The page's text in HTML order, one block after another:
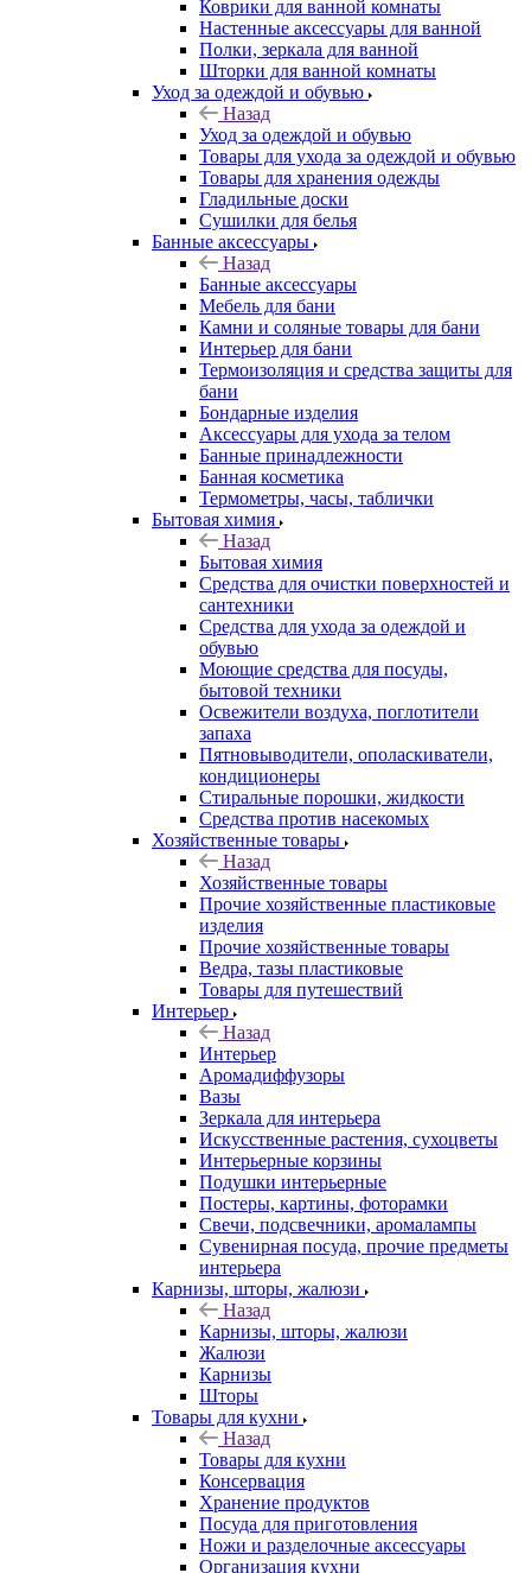
Коврики для ванной комнаты
Настенные аксессуары для ванной
Полки, зеркала для ванной
Шторки для ванной комнаты
Уход за одеждой и обувью
Назад
Уход за одеждой и обувью
Товары для ухода за одеждой и обувью
Товары для хранения одежды
Гладильные доски
Сушилки для белья
Банные аксессуары
Назад
Банные аксессуары
Мебель для бани
Камни и соляные товары для бани
Интерьер для бани
Термоизоляция и средства защиты для
бани
Бондарные изделия
Аксеcсуары для ухода за телом
Банные принадлежности
Банная косметика
Термометры, часы, таблички
Бытовая химия
Назад
Бытовая химия
Средства для очистки поверхностей и
сантехники
Средства для ухода за одеждой и
обувью
Моющие средства для посуды,
бытовой техники
Освежители воздуха, поглотители
запаха
Пятновыводители, ополаскиватели,
кондиционеры
Стиральные порошки, жидкости
Средства против насекомых
Хозяйственные товары
Назад
Хозяйственные товары
Прочие хозяйственные пластиковые
изделия
Прочие хозяйственные товары
Ведра, тазы пластиковые
Товары для путешествий
Интерьер
Назад
Интерьер
Аромадиффузоры
Вазы
Зеркала для интерьера
Искусственные растения, сухоцветы
Интерьерные корзины
Подушки интерьерные
Постеры, картины, фоторамки
Свечи, подсвечники, аромалампы
Сувенирная посуда, прочие предметы
интерьера
Карнизы, шторы, жалюзи
Назад
Карнизы, шторы, жалюзи
Жалюзи
Карнизы
Шторы
Товары для кухни
Назад
Товары для кухни
Консервация
Хранение продуктов
Посуда для приготовления
Ножи и разделочные аксессуары
Организация кухни